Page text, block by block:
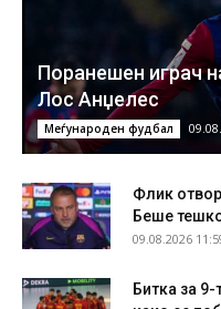
Поранешен играч
Лос Анџелес
Меѓународен фудбал
Флик
Беше
09.08.2026
Битка за